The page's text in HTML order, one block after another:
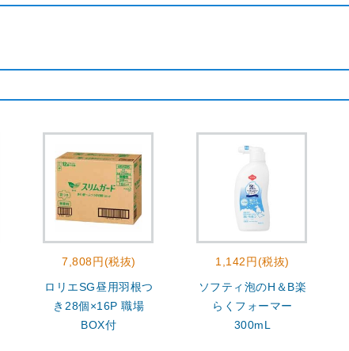
7,808円(税抜)
ロリエSG昼用羽根つ
き28個×16P 職場
BOX付
1,142円(税抜)
ソフティ泡のH＆B楽
らくフォーマー
300mL